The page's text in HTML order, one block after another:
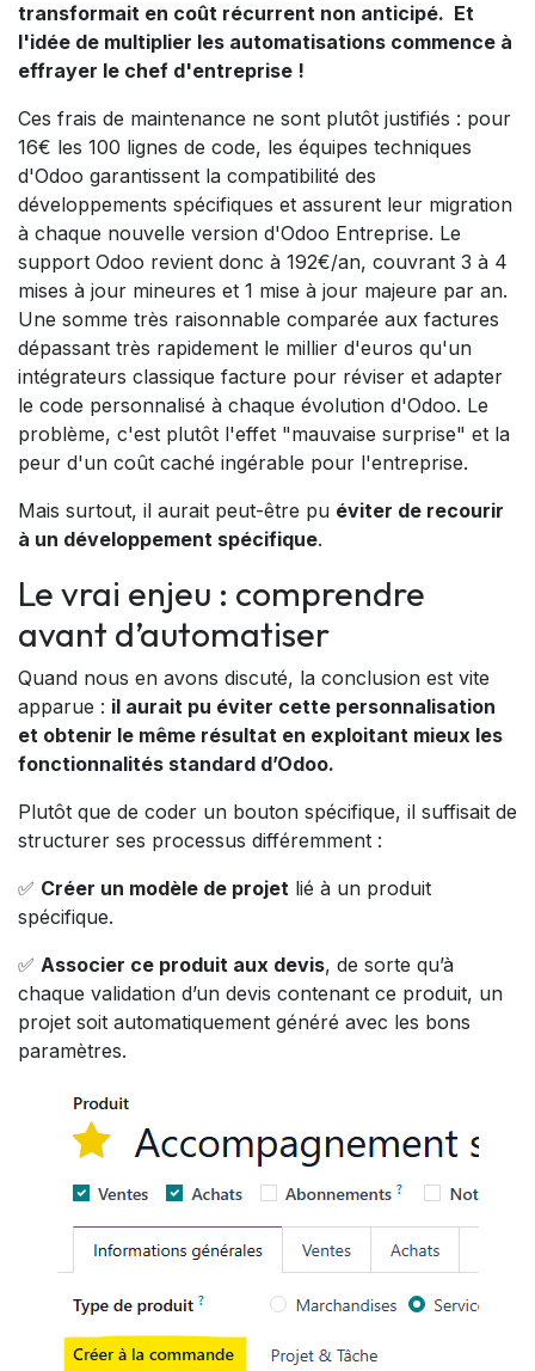
transformait en coût récurrent non anticipé. Et
l'idée de multiplier les automatisations commence à
effrayer le chef d'entreprise !
Ces frais de maintenance ne sont plutôt justifiés : pour
16€ les 100 lignes de code, les équipes techniques
d'Odoo garantissent la compatibilité des
développements spécifiques et assurent leur migration
à chaque nouvelle version d'Odoo Entreprise. Le
support Odoo revient donc à 192€/an, couvrant 3 à 4
mises à jour mineures et 1 mise à jour majeure par an.
Une somme très raisonnable comparée aux factures
dépassant très rapidement le millier d'euros qu'un
intégrateurs classique facture pour réviser et adapter
le code personnalisé à chaque évolution d'Odoo. Le
problème, c'est plutôt l'effet "mauvaise surprise" et la
peur d'un coût caché ingérable pour l'entreprise.
Mais surtout, il aurait peut-être pu éviter de recourir
à un développement spécifique.
Le vrai enjeu : comprendre
avant d’automatiser
Quand nous en avons discuté, la conclusion est vite
apparue : il aurait pu éviter cette personnalisation
et obtenir le même résultat en exploitant mieux les
fonctionnalités standard d’Odoo.
Plutôt que de coder un bouton spécifique, il suffisait de
structurer ses processus différemment :
✅ Créer un modèle de projet lié à un produit
spécifique.
✅ Associer ce produit aux devis, de sorte qu’à
chaque validation d’un devis contenant ce produit, un
projet soit automatiquement généré avec les bons
paramètres.